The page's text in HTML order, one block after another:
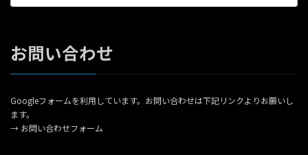
お問い合わせ
Googleフォームを利用しています。お問い合わせは下記リンクよりお願いし
ます。
→ お問い合わせフォーム